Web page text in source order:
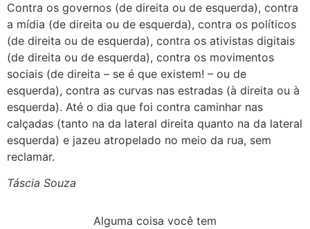
Contra os governos (de direita ou de esquerda), contra
a mídia (de direita ou de esquerda), contra os políticos
(de direita ou de esquerda), contra os ativistas digitais
(de direita ou de esquerda), contra os movimentos
sociais (de direita – se é que existem! – ou de
esquerda), contra as curvas nas estradas (à direita ou à
esquerda). Até o dia que foi contra caminhar nas
calçadas (tanto na da lateral direita quanto na da lateral
esquerda) e jazeu atropelado no meio da rua, sem
reclamar.
Táscia Souza
Alguma coisa você tem